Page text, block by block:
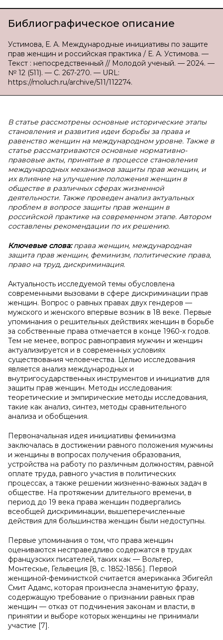
Библиографическое описание
Устимова, Е. А. Международные инициативы по защите
прав женщин и российская практика / Е. А. Устимова. —
Текст : непосредственный // Молодой ученый. — 2024. —
№ 12 (511). — С. 267-270. — URL:
https://moluch.ru/archive/511/112274.
В статье рассмотрены основные исторические этапы
становления и развития идеи борьбы за права и
равенство женщин на международном уровне. Также в
статье рассматриваются основные нормативно-
правовые акты, принятые в процессе становления
международных механизмов защиты прав женщин, и
их влияние на улучшение положения женщин в
обществе в различных сферах жизненной
деятельности. Также проведен анализ актуальных
проблем в вопросе защиты прав женщин в
российской практике на современном этапе. Автором
составлены рекомендации по их решению.
Ключевые слова:права женщин, международная
защита прав женщин, феминизм, политические права,
право на труд, дискриминация.
Актуальность исследуемой темы обусловлена
современными вызовами в сфере дискриминации прав
женщин. Вопрос о равных правах двух гендеров —
мужского и женского впервые возник в 18 веке. Первые
упоминания о решительных действиях женщин в борьбе
за собственные права отмечается в конце 1960-х годов.
Тем не менее, вопрос равноправия мужчин и женщин
актуализируется и в современных условиях
существования человечества. Целью исследования
является анализ международных и
внутригосударственных инструментов и инициатив для
защиты прав женщин. Методы исследования:
теоретические и эмпирические методы исследования,
такие как анализ, синтез, методы сравнительного
анализа и обобщения.
Первоначальная идея инициативы феминизма
заключалась в достижении равного положения мужчины
и женщины в вопросах получения образования,
устройства на работу по различным должностям, равной
оплате труда, равного участия в политических
процессах, а также решении жизненно-важных задач в
обществе. На протяжении длительного времени, в
период до 19 века права женщин подвергались
всеобщей дискриминации, вышеперечисленные
действия для большинства женщин были недоступны.
Первые упоминания о том, что права женщин
оцениваются несправедливо содержатся в трудах
французских писателей, таких как — Вольтер,
Монтескье, Гельвеция [8, с. 1852-1856.]. Первой
женщиной-феминисткой считается американка Эбигейл
Смит Адамс, которая произнесла знаменитую фразу,
содержащую требование о признании равных прав
женщин — отказ от подчинения законам и власти, в
принятии и выборе которых женщины не принимали
участие [7].